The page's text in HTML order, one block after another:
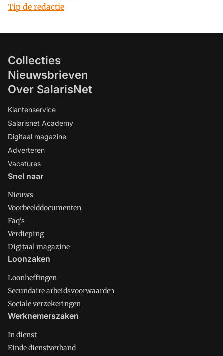
Tip de redactie
Collecties
Nieuwsbrieven
Over SalarisNet
Klantenservice
Salarisnet Academy
Digitaal magazine
Adverteren
Vacatures
Snel naar
Nieuws
Voorbeelddocumenten
Faq's
Verdieping
Digitaal magazine
Loonzaken
Loonheffingen
Secundaire arbeidsvoorwaarden
Sociale verzekeringen
Werknemerszaken
In dienst
Einde dienstverband